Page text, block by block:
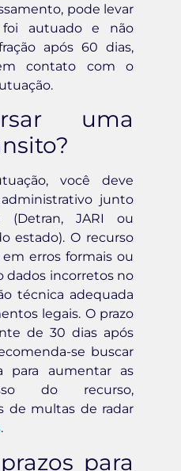
pode levar
autuado e não
após 60 dias,
contato com o
uma
você deve
junto
(Detran, JARI ou
estado). O recurso
erros formais ou
dados incorretos no
técnica adequada
legais. O prazo
de 30 dias após
se buscar
para aumentar as
do recurso,
de multas de radar
.
para